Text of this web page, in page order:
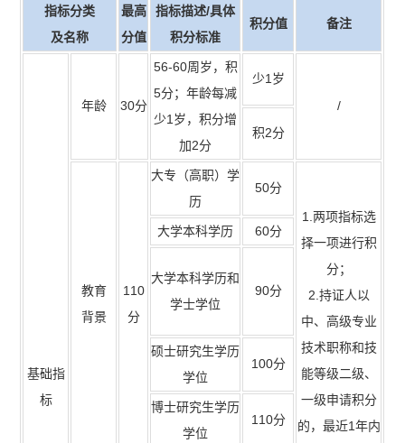
指标分类
及名称
最高
分值
指标描述/具体
积分标准
积分值 备注
基础指
标
年龄 30分
56-60周岁，积
5分；年龄每减
少1岁，积分增
加2分
少1岁
/
积2分
教育
背景
110
分
大专（高职）学
历
50分
1.两项指标选
择一项进行积
分；
2.持证人以
中、高级专业
技术职称和技
能等级二级、
一级申请积分
的，最近1年内
大学本科学历 60分
大学本科学历和
学士学位
90分
硕士研究生学历
学位
100分
博士研究生学历
学位
110分